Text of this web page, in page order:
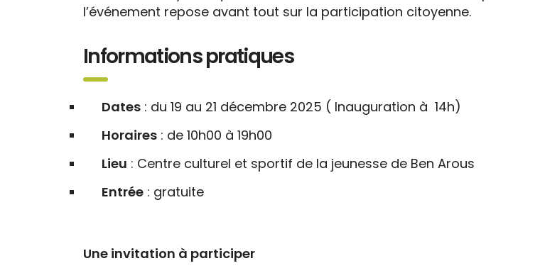
l’événement repose avant tout sur la participation citoyenne.
Informations pratiques
Dates : du 19 au 21 décembre 2025 ( Inauguration à 14h)
Horaires : de 10h00 à 19h00
Lieu : Centre culturel et sportif de la jeunesse de Ben Arous
Entrée : gratuite
Une invitation à participer